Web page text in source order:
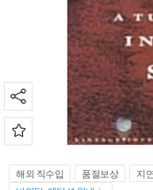
해외 직수입 품절보상 지